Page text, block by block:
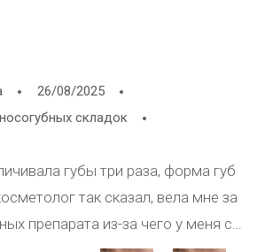
26/08/2025
складок
губы три раза, форма губ
так сказал, вела мне за
препарата из-за чего у меня с